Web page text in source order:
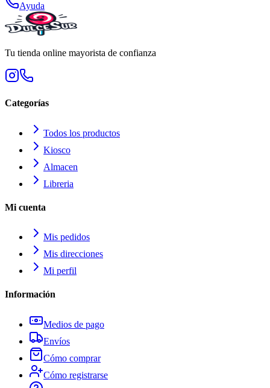
Ayuda
Tu tienda online mayorista de confianza
Categorías
Todos los productos
Kiosco
Almacen
Libreria
Mi cuenta
Mis pedidos
Mis direcciones
Mi perfil
Información
Medios de pago
Envíos
Cómo comprar
Cómo registrarse